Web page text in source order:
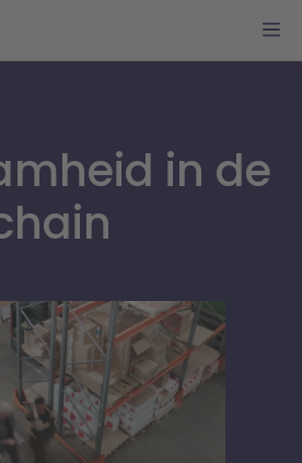
in de